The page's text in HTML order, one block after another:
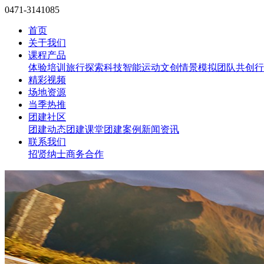
0471-3141085
首页
关于我们
课程产品
体验培训 旅行探索科技智能运动文创情景模拟团队共创
精彩视频
场地资源
当季热推
团建社区
团建动态团建课堂团建案例 新闻资讯
联系我们
招贤纳士商务合作